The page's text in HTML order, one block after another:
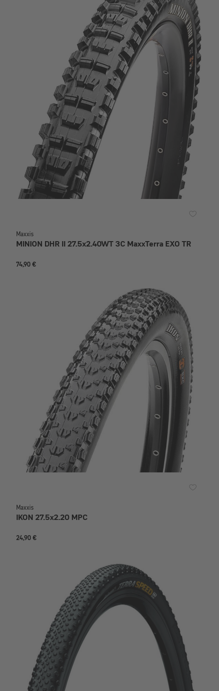
Maxxis
MINION DHR II 27.5x2.40WT 3C MaxxTerra EXO TR
74,90 €
Maxxis
IKON 27.5x2.20 MPC
24,90 €